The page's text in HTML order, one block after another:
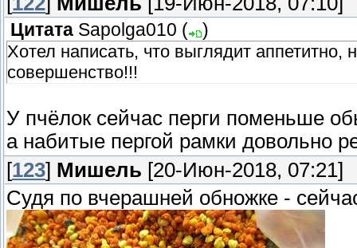
Цитата Sapolga010 (
)
Хотел написать, что выглядит
совершенство!!!
У пчёлок сейчас перги поменьше
а набитые пергой рамки довольно
[123] Мишель [20-Июн-2018, 07:21]
Судя по вчерашней обножке -